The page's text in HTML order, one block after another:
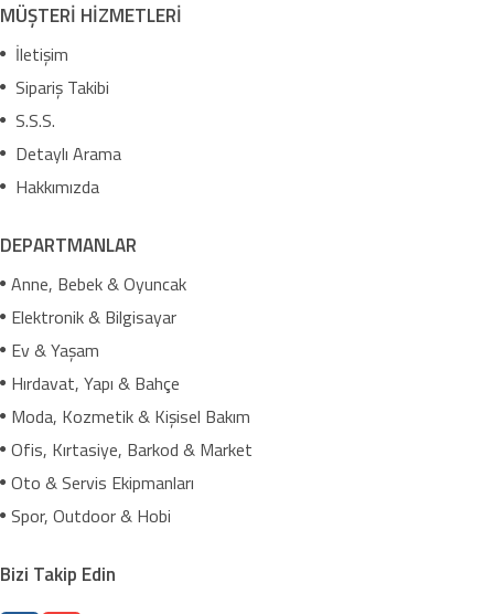
MÜŞTERİ HİZMETLERİ
İletişim
Sipariş Takibi
S.S.S.
Detaylı Arama
Hakkımızda
DEPARTMANLAR
Anne, Bebek & Oyuncak
Elektronik & Bilgisayar
Ev & Yaşam
Hırdavat, Yapı & Bahçe
Moda, Kozmetik & Kişisel Bakım
Ofis, Kırtasiye, Barkod & Market
Oto & Servis Ekipmanları
Spor, Outdoor & Hobi
Bizi Takip Edin